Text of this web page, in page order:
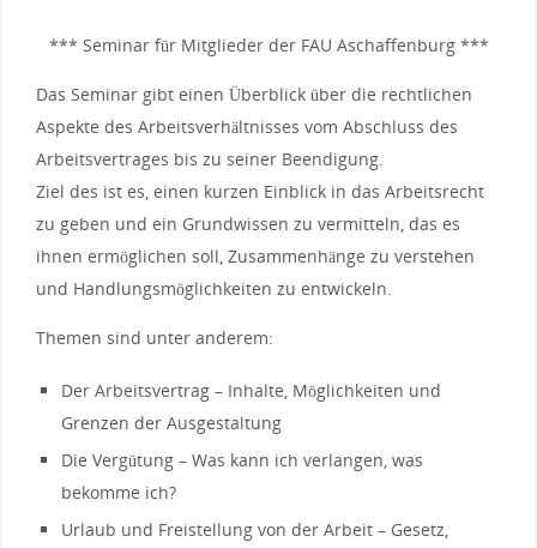
*** Seminar für Mitglieder der FAU Aschaffenburg ***
Das Seminar gibt einen Überblick über die rechtlichen
Aspekte des Arbeitsverhältnisses vom Abschluss des
Arbeitsvertrages bis zu seiner Beendigung.
Ziel des ist es, einen kurzen Einblick in das Arbeitsrecht
zu geben und ein Grundwissen zu vermitteln, das es
ihnen ermöglichen soll, Zusammenhänge zu verstehen
und Handlungsmöglichkeiten zu entwickeln.
Themen sind unter anderem:
Der Arbeitsvertrag – Inhalte, Möglichkeiten und
Grenzen der Ausgestaltung
Die Vergütung – Was kann ich verlangen, was
bekomme ich?
Urlaub und Freistellung von der Arbeit – Gesetz,